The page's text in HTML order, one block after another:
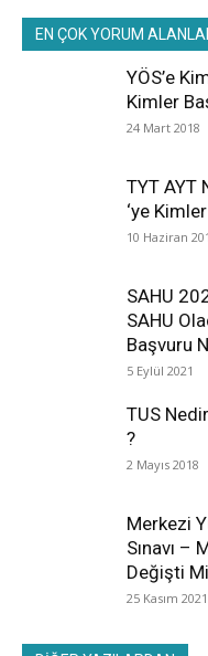
EN ÇOK YORUM
YÖS’e
Kimler
24 Mart 2018
TYT AYT
‘ye
10 Haziran
SAHU
SAHU
Başvuru
5 Eylül 2021
TUS
?
2 Mayıs 2018
Merkezi
Sınavı –
Değişti
25 Kasım 2021